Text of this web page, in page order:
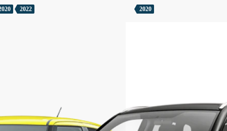
2022 2020